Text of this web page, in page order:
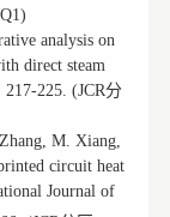
analysis on
direct steam
217-225. (JCR分
M. Xiang,
circuit heat
Journal of